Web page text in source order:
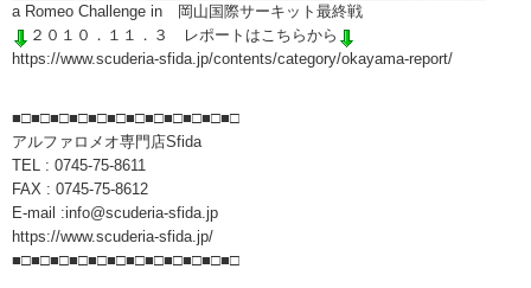
a Romeo Challenge in 岡山国際サーキット最終戦
２０１０．１１．３ レポートはこちらから
https://www.scuderia-sfida.jp/contents/category/okayama-report/
■□■□■□■□■□■□■□■□■□■□■□■□
アルファロメオ専門店Sfida
TEL : 0745-75-8611
FAX : 0745-75-8612
E-mail :info@scuderia-sfida.jp
https://www.scuderia-sfida.jp/
■□■□■□■□■□■□■□■□■□■□■□■□